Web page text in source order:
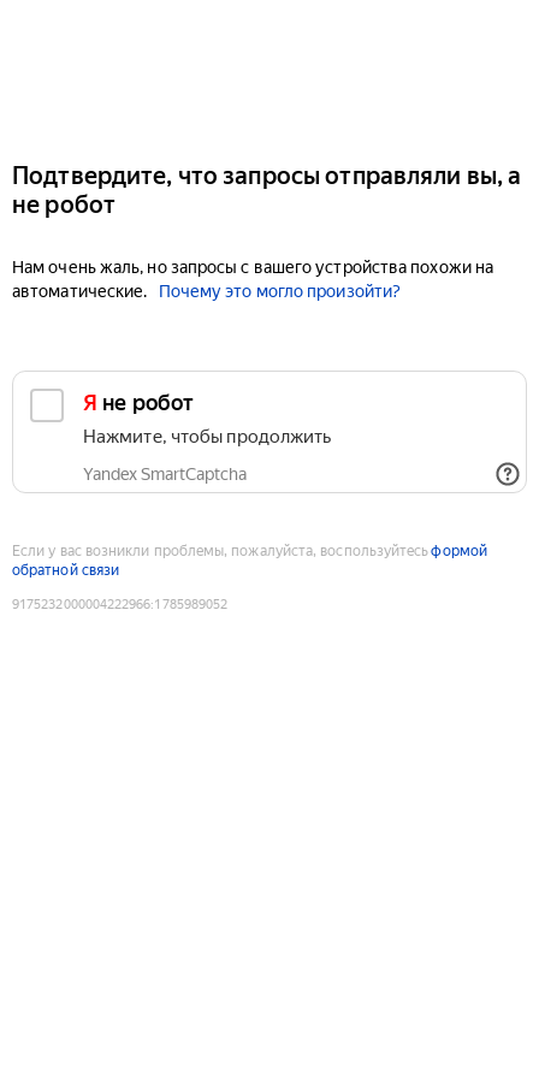
Подтвердите, что запросы отправляли вы, а
не робот
Нам очень жаль, но запросы с вашего устройства похожи на
автоматические.
Почему это могло произойти?
Я не робот
Нажмите, чтобы продолжить
Yandex SmartCaptcha
Если у вас возникли проблемы, пожалуйста, воспользуйтесьформой
обратной связи
9175232000004222966:1785989052